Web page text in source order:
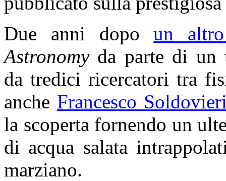
Due anni dopoun
Astronomyda parte di un
da tredici ricercatori tra
anche Francesco
la scoperta fornendo un
di acqua salata
marziano.